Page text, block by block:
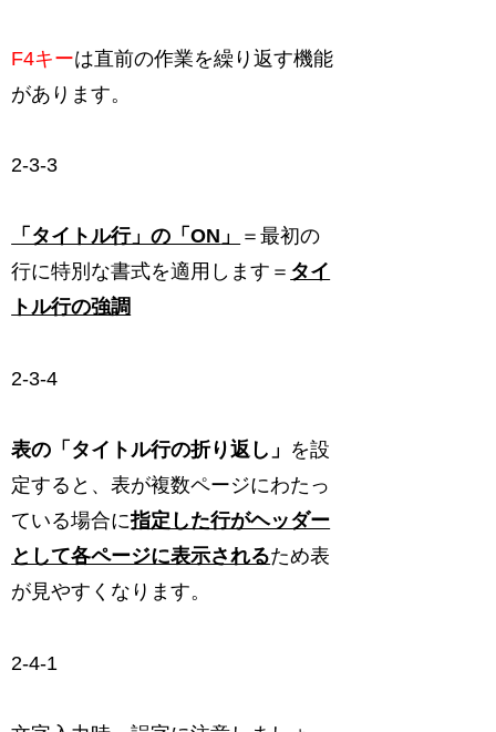
F4キーは直前の作業を繰り返す機能
があります。
2-3-3
「タイトル行」の「ON 」
＝最初の
行に特別な書式を適用します＝ タイ
トル行の強調
2-3-4
表の「タイトル行の折り返し」 を設
定すると、表が複数ページにわたっ
ている場合に指定した行がヘッダー
として各ページに表示されるため表
が見やすくなります。
2-4-1